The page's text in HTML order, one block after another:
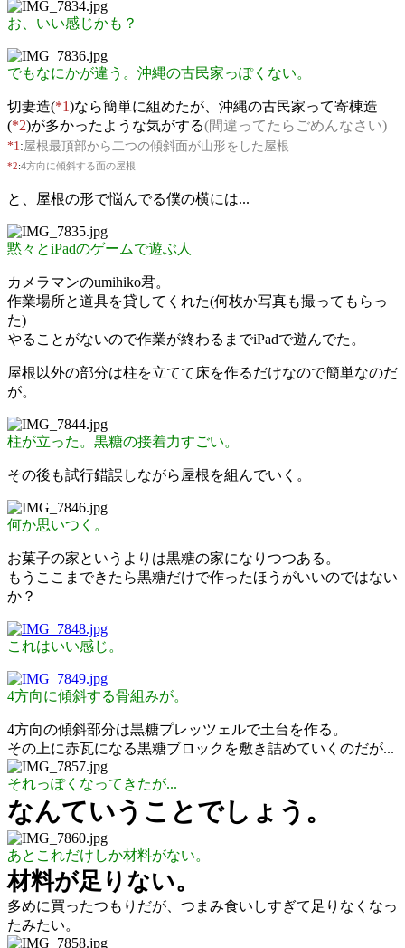
お、いい感じかも？
でもなにかが違う。沖縄の古民家っぽくない。
切妻造(*1)なら簡単に組めたが、沖縄の古民家って寄棟造
(*2)が多かったような気がする(間違ってたらごめんなさい)
*1:屋根最頂部から二つの傾斜面が山形をした屋根
*2:4方向に傾斜する面の屋根
と、屋根の形で悩んでる僕の横には...
黙々とiPadのゲームで遊ぶ人
カメラマンのumihiko君。
作業場所と道具を貸してくれた(何枚か写真も撮ってもらっ
た)
やることがないので作業が終わるまでiPadで遊んでた。
屋根以外の部分は柱を立てて床を作るだけなので簡単なのだ
が。
柱が立った。黒糖の接着力すごい。
その後も試行錯誤しながら屋根を組んでいく。
何か思いつく。
お菓子の家というよりは黒糖の家になりつつある。
もうここまできたら黒糖だけで作ったほうがいいのではない
か？
これはいい感じ。
4方向に傾斜する骨組みが。
4方向の傾斜部分は黒糖プレッツェルで土台を作る。
その上に赤瓦になる黒糖ブロックを敷き詰めていくのだが...
それっぽくなってきたが...
なんていうことでしょう。
あとこれだけしか材料がない。
材料が足りない。
多めに買ったつもりだが、つまみ食いしすぎて足りなくなっ
たみたい。